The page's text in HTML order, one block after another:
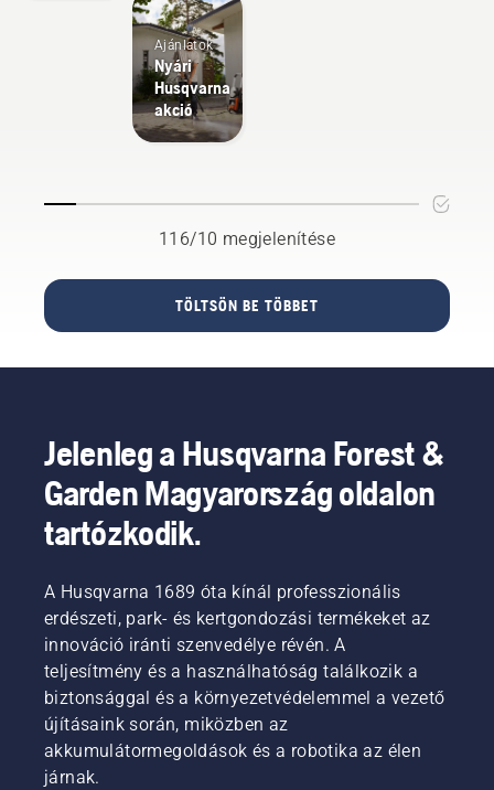
tökéletes
legyen.
Ajánlatok
Nyári
Husqvarna
akció
116/10 megjelenítése
TÖLTSÖN BE TÖBBET
Jelenleg a Husqvarna Forest &
Garden Magyarország oldalon
tartózkodik.
A Husqvarna 1689 óta kínál professzionális
erdészeti, park- és kertgondozási termékeket az
innováció iránti szenvedélye révén. A
teljesítmény és a használhatóság találkozik a
biztonsággal és a környezetvédelemmel a vezető
újításaink során, miközben az
akkumulátormegoldások és a robotika az élen
járnak.